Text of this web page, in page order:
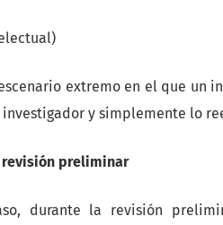
extremo en el que un
y simplemente lo
revisión preliminar
durante la revisión